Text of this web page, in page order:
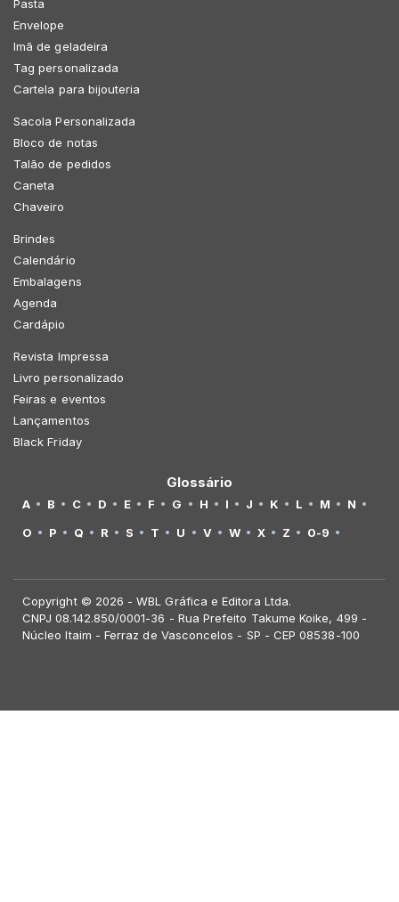
Pasta
Envelope
Imã de geladeira
Tag personalizada
Cartela para bijouteria
Sacola Personalizada
Bloco de notas
Talão de pedidos
Caneta
Chaveiro
Brindes
Calendário
Embalagens
Agenda
Cardápio
Revista Impressa
Livro personalizado
Feiras e eventos
Lançamentos
Black Friday
Glossário
A B C D E F G H I J K L M
N
O
P Q R S T U V W X Z 0-9
Copyright © 2026 - WBL Gráfica e Editora Ltda.
CNPJ 08.142.850/0001-36 - Rua Prefeito Takume Koike, 499 -
Núcleo Itaim - Ferraz de Vasconcelos - SP - CEP 08538-100